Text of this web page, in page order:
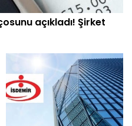
açıkladı! Şirket